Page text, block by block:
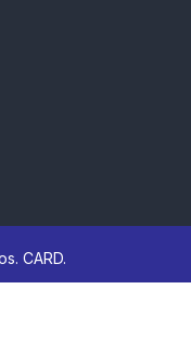
CARD.